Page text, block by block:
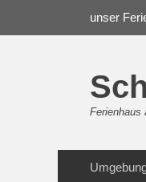
unser
Ferienhaus